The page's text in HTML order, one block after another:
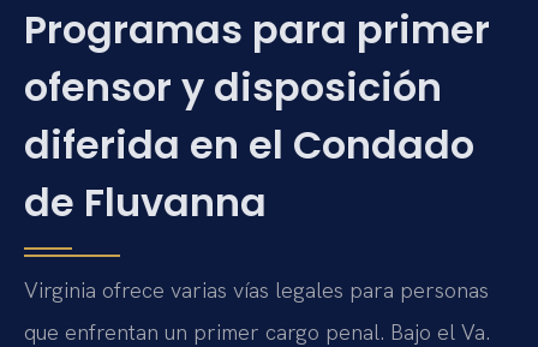
Programas para primer
ofensor y disposición
diferida en el Condado
de Fluvanna
Virginia ofrece varias vías legales para personas
que enfrentan un primer cargo penal. Bajo el Va.